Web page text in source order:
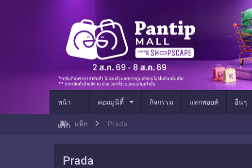
หน้า
แรก
คอมมูนิตี้ arrow_drop_down กิจกรรม แลกพอยต์ อื่นๆ
แท็ก Prada
Prada